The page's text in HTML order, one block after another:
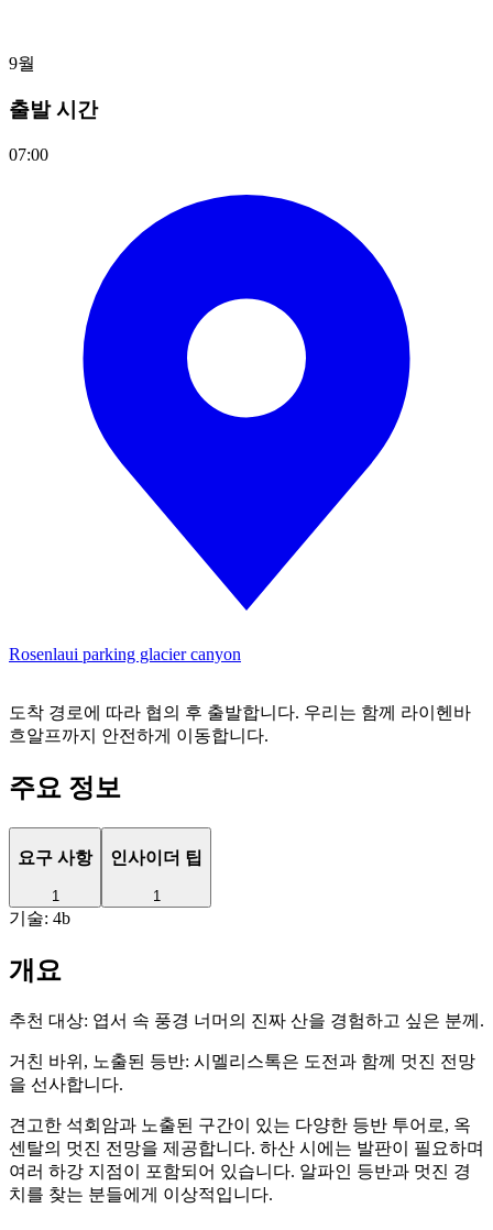
9월
출발 시간
07:00
Rosenlaui parking glacier canyon
도착 경로에 따라 협의 후 출발합니다. 우리는 함께 라이헨바
흐알프까지 안전하게 이동합니다.
주요 정보
요구 사항
1
인사이더 팁
1
기술: 4b
개요
추천 대상: 엽서 속 풍경 너머의 진짜 산을 경험하고 싶은 분께.
거친 바위, 노출된 등반: 시멜리스톡은 도전과 함께 멋진 전망
을 선사합니다.
견고한 석회암과 노출된 구간이 있는 다양한 등반 투어로, 옥
센탈의 멋진 전망을 제공합니다. 하산 시에는 발판이 필요하며
여러 하강 지점이 포함되어 있습니다. 알파인 등반과 멋진 경
치를 찾는 분들에게 이상적입니다.